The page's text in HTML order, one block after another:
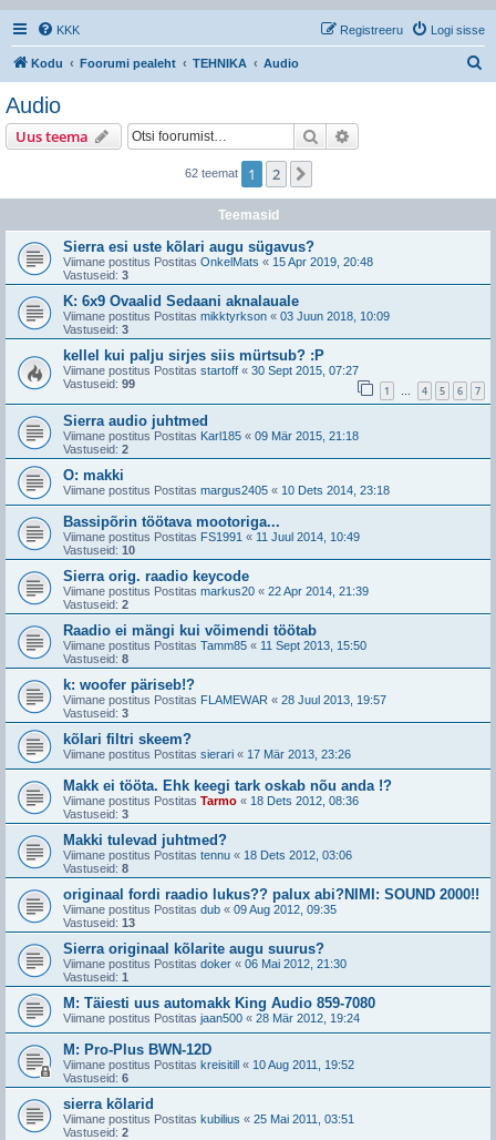
KKK Logi sisse
Registreeru
Kodu Foorumi pealeht TEHNIKA Audio
Audio
Uus teema Otsi
62 teemat 1 2
Teemasid
Sierra esi uste kõlari augu sügavus?
Viimane postitus Postitas OnkelMats « 15 Apr 2019, 20:48
Vastuseid: 3
K: 6x9 Ovaalid Sedaani aknalauale
Viimane postitus Postitas mikktyrkson « 03 Juun 2018, 10:09
Vastuseid: 3
kellel kui palju sirjes siis mürtsub? :P
Viimane postitus Postitas startoff « 30 Sept 2015, 07:27
Vastuseid: 99 1 … 4 5 6 7
Sierra audio juhtmed
Viimane postitus Postitas Karl185 « 09 Mär 2015, 21:18
Vastuseid: 2
O: makki
Viimane postitus Postitas margus2405 « 10 Dets 2014, 23:18
Bassipõrin töötava mootoriga...
Viimane postitus Postitas FS1991 « 11 Juul 2014, 10:49
Vastuseid: 10
Sierra orig. raadio keycode
Viimane postitus Postitas markus20 « 22 Apr 2014, 21:39
Vastuseid: 2
Raadio ei mängi kui võimendi töötab
Viimane postitus Postitas Tamm85 « 11 Sept 2013, 15:50
Vastuseid: 8
k: woofer päriseb!?
Viimane postitus Postitas FLAMEWAR « 28 Juul 2013, 19:57
Vastuseid: 3
kõlari filtri skeem?
Viimane postitus Postitas sierari « 17 Mär 2013, 23:26
Makk ei tööta. Ehk keegi tark oskab nõu anda !?
Viimane postitus Postitas Tarmo « 18 Dets 2012, 08:36
Vastuseid: 3
Makki tulevad juhtmed?
Viimane postitus Postitas tennu « 18 Dets 2012, 03:06
Vastuseid: 8
originaal fordi raadio lukus?? palux abi?NIMI: SOUND 2000!!
Viimane postitus Postitas dub « 09 Aug 2012, 09:35
Vastuseid: 13
Sierra originaal kõlarite augu suurus?
Viimane postitus Postitas doker « 06 Mai 2012, 21:30
Vastuseid: 1
M: Täiesti uus automakk King Audio 859-7080
Viimane postitus Postitas jaan500 « 28 Mär 2012, 19:24
M: Pro-Plus BWN-12D
Viimane postitus Postitas kreisitill « 10 Aug 2011, 19:52
Vastuseid: 6
sierra kõlarid
Viimane postitus Postitas kubilius « 25 Mai 2011, 03:51
Vastuseid: 2